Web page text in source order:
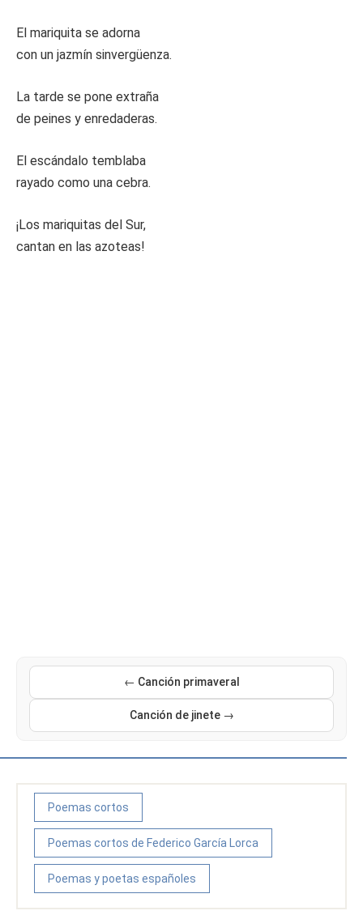
El mariquita se adorna
con un jazmín sinvergüenza.
La tarde se pone extraña
de peines y enredaderas.
El escándalo temblaba
rayado como una cebra.
¡Los mariquitas del Sur,
cantan en las azoteas!
← Canción primaveral
Canción de jinete →
Poemas cortos
Poemas cortos de Federico García Lorca
Poemas y poetas españoles